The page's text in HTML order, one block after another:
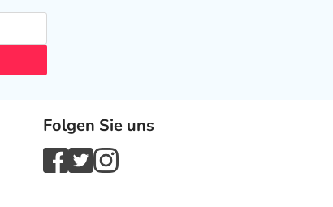
Folgen Sie uns